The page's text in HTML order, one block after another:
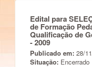
Edital para
de Formação
Qualificação de
- 2009
Publicado em: 28/
Situação: Encerrado